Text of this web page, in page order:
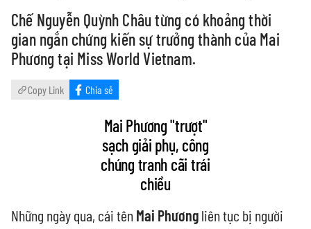
Chế Nguyễn Quỳnh Châu từng có khoảng thời
gian ngắn chứng kiến sự trưởng thành của Mai
Phương tại Miss World Vietnam.
Copy Link Chia sẻ
Mai Phương "trượt"
sạch giải phụ, công
chúng tranh cãi trái
chiều
Những ngày qua, cái tênMai Phươngliên tục bị người